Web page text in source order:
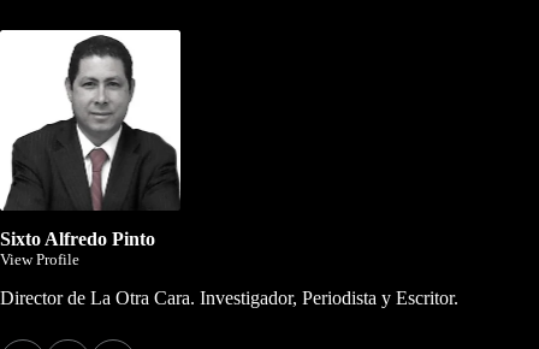
Sixto Alfredo Pinto
View Profile
Director de La Otra Cara. Investigador, Periodista y Escritor.